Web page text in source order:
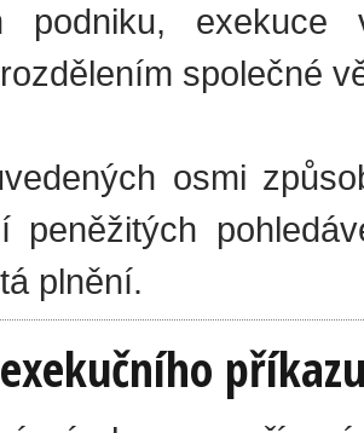
podniku, exekuce
společné
osmi
peněžitých
plnění.